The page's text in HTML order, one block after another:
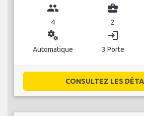
group
4
business_center
2
miscellaneous_services
Automatique
login
3 Porte
CONSULTEZ LES